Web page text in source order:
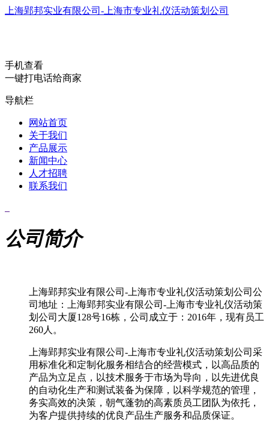
上海郢邦实业有限公司-上海市专业礼仪活动策划公司
手机查看
一键打电话给商家
导航栏
网站首页
关于我们
产品展示
新闻中心
人才招聘
联系我们
公司简介
上海郢邦实业有限公司-上海市专业礼仪活动策划公司公
司地址：上海郢邦实业有限公司-上海市专业礼仪活动策
划公司大厦128号16栋，公司成立于：2016年，现有员工
260人。
上海郢邦实业有限公司-上海市专业礼仪活动策划公司采
用标准化和定制化服务相结合的经营模式，以高品质的
产品为立足点，以技术服务于市场为导向，以先进优良
的自动化生产和测试装备为保障，以科学规范的管理，
务实高效的决策，朝气蓬勃的高素质员工团队为依托，
为客户提供持续的优良产品生产服务和品质保证。